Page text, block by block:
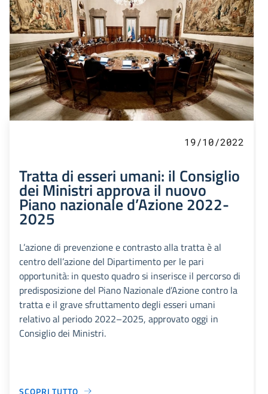
19/10/2022
Tratta di esseri umani: il Consiglio
dei Ministri approva il nuovo
Piano nazionale d’Azione 2022-
2025
L’azione di prevenzione e contrasto alla tratta è al
centro dell’azione del Dipartimento per le pari
opportunità: in questo quadro si inserisce il percorso di
predisposizione del Piano Nazionale d’Azione contro la
tratta e il grave sfruttamento degli esseri umani
relativo al periodo 2022–2025, approvato oggi in
Consiglio dei Ministri.
SCOPRI TUTTO